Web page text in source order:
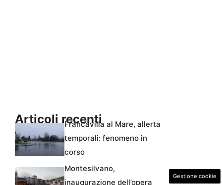
Articoli recentiFrancavilla al Mare, allerta
temporali: fenomeno in
corso
Montesilvano,
inaugurazione dell’opera
Gestione cookie